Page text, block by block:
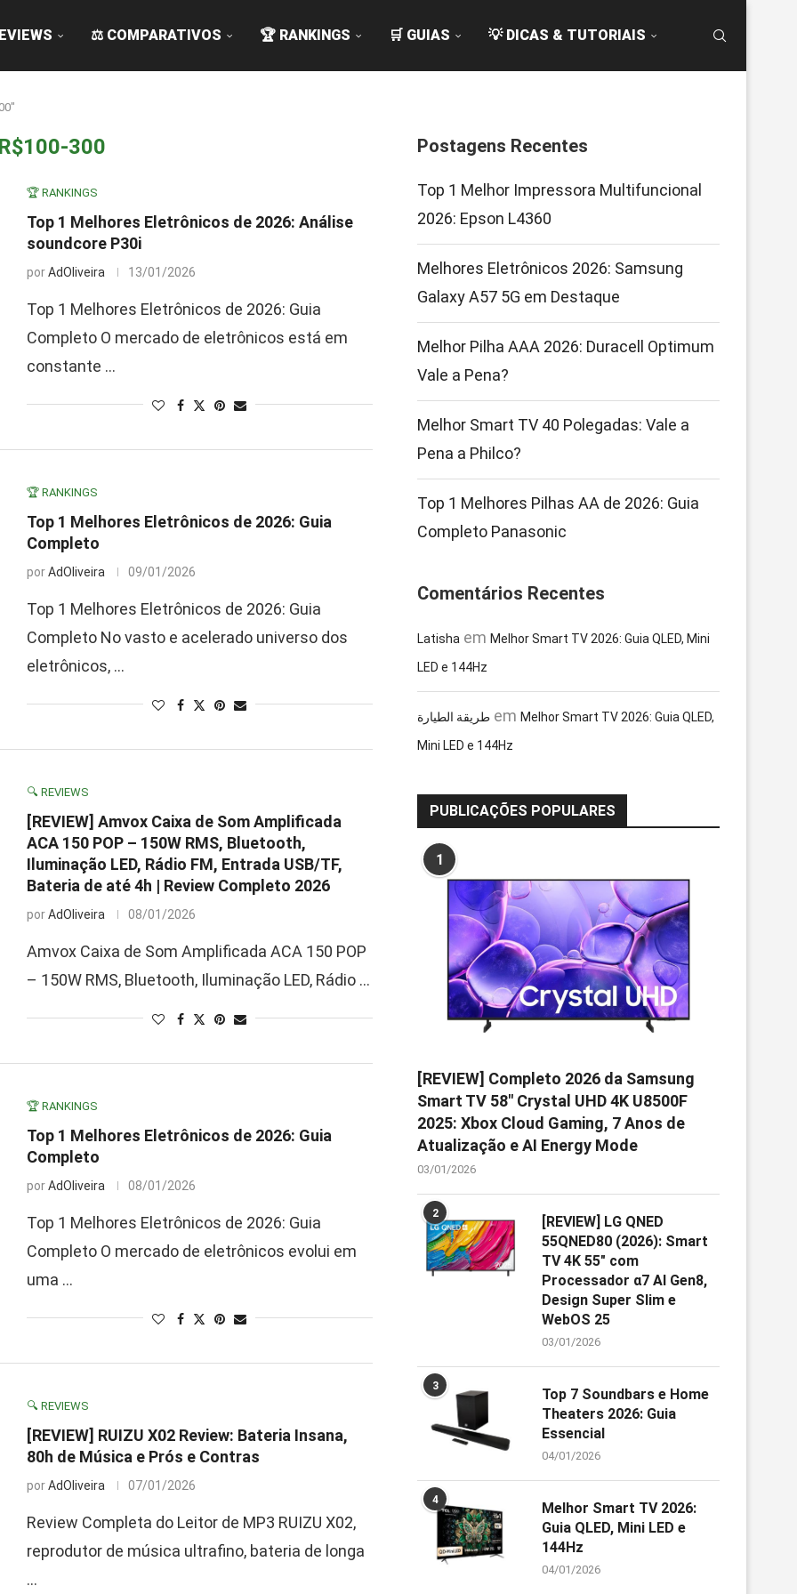
⚖️ COMPARATIVOS 🏆 RANKINGS 🛒 GUIAS 💡 DICAS & TUTORIAIS
300
🏆 RANKINGS
Top 1 Melhores Eletrônicos de 2026: Análise
soundcore P30i
porAdOliveira 13/01/2026
Top 1 Melhores Eletrônicos de 2026: Guia
Completo O mercado de eletrônicos está em
constante …
🏆 RANKINGS
Top 1 Melhores Eletrônicos de 2026: Guia
Completo
porAdOliveira 09/01/2026
Top 1 Melhores Eletrônicos de 2026: Guia
Completo No vasto e acelerado universo dos
eletrônicos, …
🔍 REVIEWS
[REVIEW] Amvox Caixa de Som Amplificada
ACA 150 POP – 150W RMS, Bluetooth,
Iluminação LED, Rádio FM, Entrada USB/TF,
Bateria de até 4h | Review Completo 2026
porAdOliveira 08/01/2026
Amvox Caixa de Som Amplificada ACA 150 POP
– 150W RMS, Bluetooth, Iluminação LED, Rádio …
🏆 RANKINGS
Top 1 Melhores Eletrônicos de 2026: Guia
Completo
porAdOliveira 08/01/2026
Top 1 Melhores Eletrônicos de 2026: Guia
Completo O mercado de eletrônicos evolui em
uma …
🔍 REVIEWS
[REVIEW] RUIZU X02 Review: Bateria Insana,
80h de Música e Prós e Contras
porAdOliveira 07/01/2026
Review Completa do Leitor de MP3 RUIZU X02,
reprodutor de música ultrafino, bateria de longa
…
Postagens Recentes
Top 1 Melhor Impressora Multifuncional
2026: Epson L4360
Melhores Eletrônicos 2026: Samsung
Galaxy A57 5G em Destaque
Melhor Pilha AAA 2026: Duracell Optimum
Vale a Pena?
Melhor Smart TV 40 Polegadas: Vale a
Pena a Philco?
Top 1 Melhores Pilhas AA de 2026: Guia
Completo Panasonic
Comentários Recentes
Latisha em Melhor Smart TV 2026: Guia QLED, Mini
LED e 144Hz
طريقة الطيارة em Melhor Smart TV 2026: Guia QLED,
Mini LED e 144Hz
PUBLICAÇÕES POPULARES
1
[REVIEW] Completo 2026 da Samsung
Smart TV 58″ Crystal UHD 4K U8500F
2025: Xbox Cloud Gaming, 7 Anos de
Atualização e AI Energy Mode
03/01/2026
2
[REVIEW] LG QNED
55QNED80 (2026): Smart
TV 4K 55″ com
Processador α7 AI Gen8,
Design Super Slim e
WebOS 25
03/01/2026
3
Top 7 Soundbars e Home
Theaters 2026: Guia
Essencial
04/01/2026
4
Melhor Smart TV 2026:
Guia QLED, Mini LED e
144Hz
04/01/2026